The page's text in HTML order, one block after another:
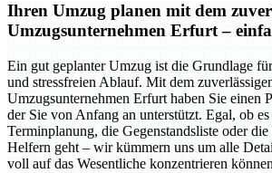
Ihren Umzug planen mit dem
Umzugsunternehmen Erfurt –
Ein gut geplanter Umzug ist die Grundlage
und stressfreien Ablauf. Mit dem
Umzugsunternehmen Erfurt haben Sie einen
der Sie von Anfang an unterstützt. Egal, ob
Terminplanung, die Gegenstandsliste oder
Helfern geht – wir kümmern uns um alle
voll auf das Wesentliche konzentrieren